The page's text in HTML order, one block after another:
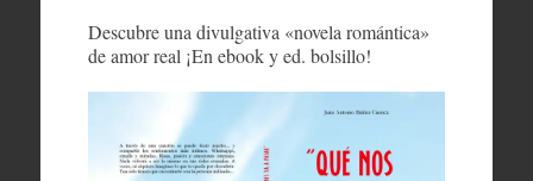
Descubre una divulgativa «novela romántica»
de amor real ¡En ebook y ed. bolsillo!